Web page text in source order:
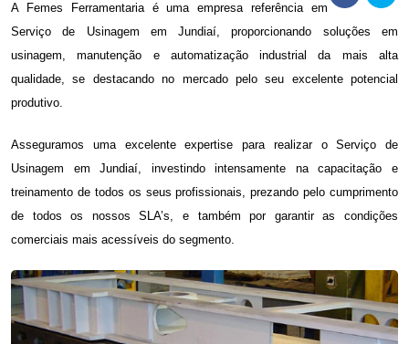
A Femes Ferramentaria é uma empresa referência em
Serviço de Usinagem em Jundiaí, proporcionando soluções em
usinagem, manutenção e automatização industrial da mais alta
qualidade, se destacando no mercado pelo seu excelente potencial
produtivo.
Asseguramos uma excelente expertise para realizar oServiço de
Usinagem em Jundiaí, investindo intensamente na capacitação e
treinamento de todos os seus profissionais, prezando pelo cumprimento
de todos os nossos SLA’s, e também por garantir as condições
comerciais mais acessíveis do segmento.